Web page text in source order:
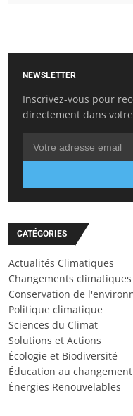
NEWSLETTER
Inscrivez-vous pour
directement dans
CATÉGORIES
Actualités Climatiques
Changements climatiques
Conservation de
Politique climatique
Sciences du Climat
Solutions et Actions
Écologie et Biodiversité
Éducation au
Énergies Renouvelables